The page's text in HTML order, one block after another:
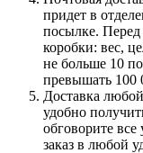
придет в
посылке. Перед
коробки: вес,
не больше 10
превышать 100
Доставка
удобно
обговорите
заказ в любой